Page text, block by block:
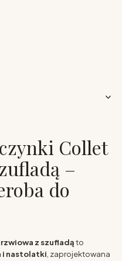
Collet
–
do
z szufladąto
i nastolatki, zaprojektowana